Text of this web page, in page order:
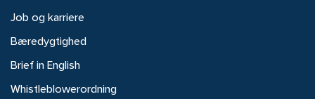
Job og karriere
Bæredygtighed
Brief in English
Whistleblowerordning